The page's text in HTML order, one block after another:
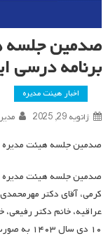
صدمین جلسه
برنامه درسی
اخبار هیئت مدیره
ژانویه 29, 2025
صدمین جلسه هیئت مدیره
صدمین جلسه هیئت مدیره
کرمی، آقای دکتر
عراقیه، خانم دکتر رفیعی،
۱۰ دی سال ۱۴۰۳ به صورت الکترونیکی_برخط تشکیل شد.